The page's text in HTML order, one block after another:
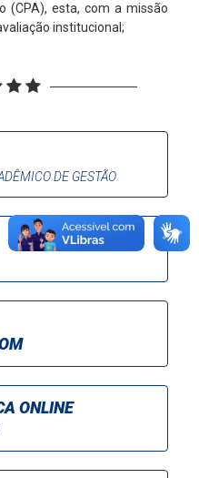
(CPA), esta, com a missão
institucional;
DE GESTÃO
ONLINE